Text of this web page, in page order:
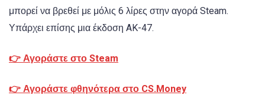
μπορεί να βρεθεί με μόλις 6 λίρες στην αγορά Steam.
Υπάρχει επίσης μια έκδοση AK-47.
👉 Αγοράστε στο Steam
👉 Αγοράστε φθηνότερα στο CS.Money